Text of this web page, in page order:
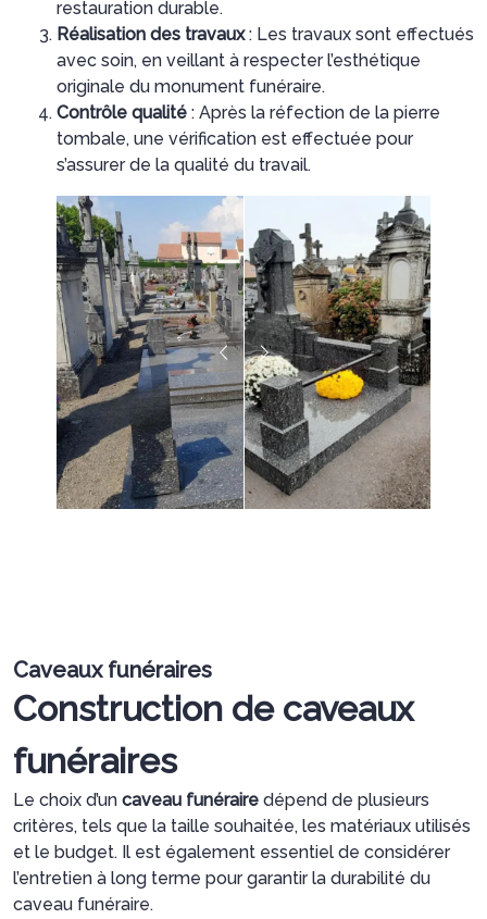
restauration durable.
Réalisation des travaux: Les travaux sont effectués
avec soin, en veillant à respecter l’esthétique
originale du monument funéraire.
Contrôle qualité : Après la réfection de la pierre
tombale, une vérification est effectuée pour
s’assurer de la qualité du travail.
Caveaux funéraires
Construction de caveaux
funéraires
Le choix d’un caveau funéraire dépend de plusieurs
critères, tels que la taille souhaitée, les matériaux utilisés
et le budget. Il est également essentiel de considérer
l’entretien à long terme pour garantir la durabilité du
caveau funéraire.